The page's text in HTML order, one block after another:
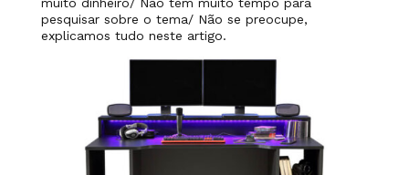
muito dinheiro/ Não tem muito tempo para
pesquisar sobre o tema/ Não se preocupe,
explicamos tudo neste artigo.